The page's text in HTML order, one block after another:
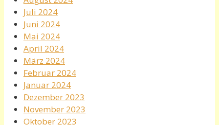
Juli 2024
Juni 2024
Mai 2024
April 2024
März 2024
Februar 2024
Januar 2024
Dezember 2023
November 2023
Oktober 2023